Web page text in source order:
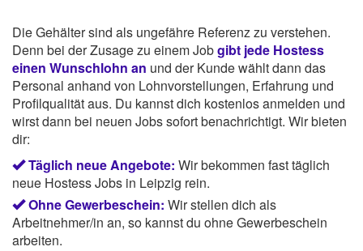
Die Gehälter sind als ungefähre Referenz zu verstehen.
Denn bei der Zusage zu einem Jobgibt jede Hostess
einen Wunschlohn an und der Kunde wählt dann das
Personal anhand von Lohnvorstellungen, Erfahrung und
Profilqualität aus. Du kannst dich kostenlos anmelden und
wirst dann bei neuen Jobs sofort benachrichtigt. Wir bieten
dir:
Täglich neue Angebote: Wir bekommen fast täglich
neue Hostess Jobs in Leipzig rein.
Ohne Gewerbeschein: Wir stellen dich als
Arbeitnehmer/in an, so kannst du ohne Gewerbeschein
arbeiten.